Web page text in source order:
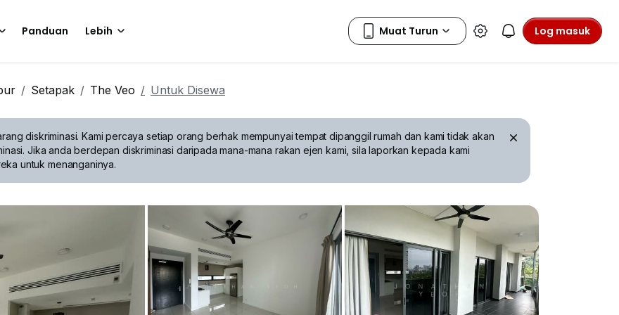
Panduan Lebih Log masuk
Setapak The Veo Untuk Disewa
diskriminasi.Kami percaya setiap orang berhak mempunyai tempat dipanggil rumah dan kami tidak akan
Jika anda berdepan diskriminasi daripada mana-mana rakan ejen kami, sila laporkan kepada kami
untuk menanganinya.